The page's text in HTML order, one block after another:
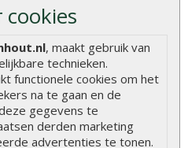
, maakt gebruik van
technieken.
functionele cookies om het
na te gaan en de
gegevens te
derden marketing
advertenties te tonen.
profiel 3,3..